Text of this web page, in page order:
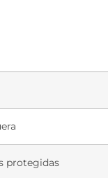
protegidas